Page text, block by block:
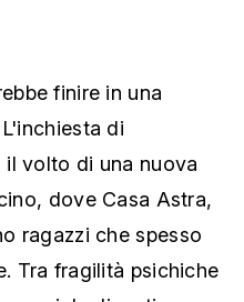
finire in una
di
il volto di una nuova
dove Casa Astra,
ragazzi che spesso
Tra fragilità psichiche